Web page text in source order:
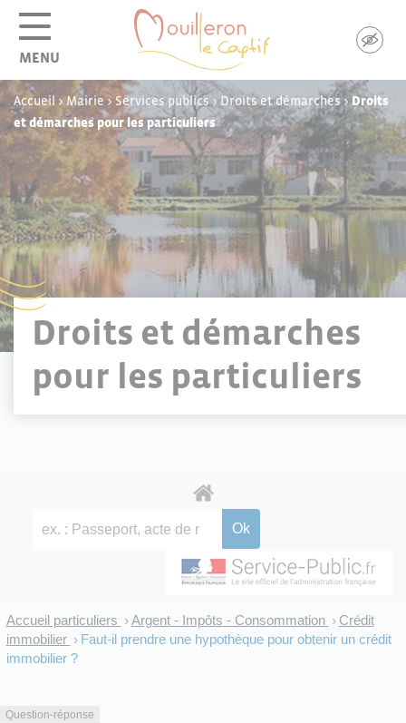
MENU
Accueil >Mairie> Services publics>Droits et démarches>Droits
et démarches pour les particuliers
Droits et démarches
pour les particuliers
Accueil particuliers > Argent - Impôts - Consommation > Crédit
immobilier > Faut-il prendre une hypothèque pour obtenir un crédit
immobilier ?
Question-réponse
Panneau de gestion des cookies